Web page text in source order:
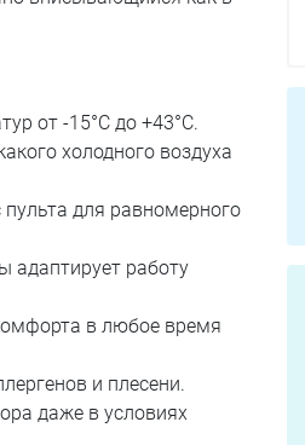
от -15°C до +43°C.
холодного воздуха
для равномерного
адаптирует работу
в любое время
и плесени.
даже в условиях